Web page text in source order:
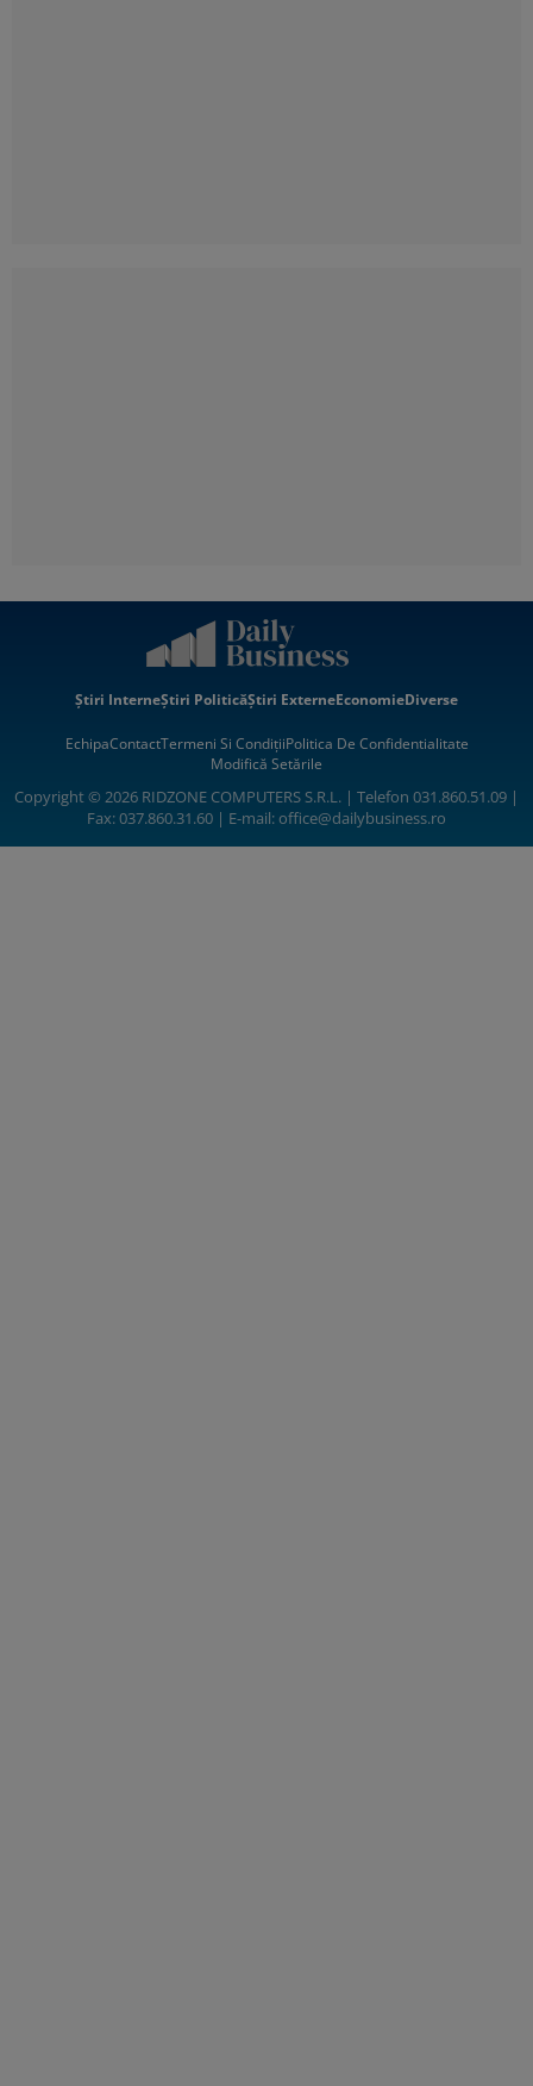
Știri InterneȘtiri PoliticăȘtiri ExterneEconomieDiverse
EchipaContactTermeni Si CondițiiPolitica De Confidentialitate
Modifică Setările
Copyright © 2026 RIDZONE COMPUTERS S.R.L. | Telefon 031.860.51.09 |
Fax: 037.860.31.60 | E-mail:office@dailybusiness.ro